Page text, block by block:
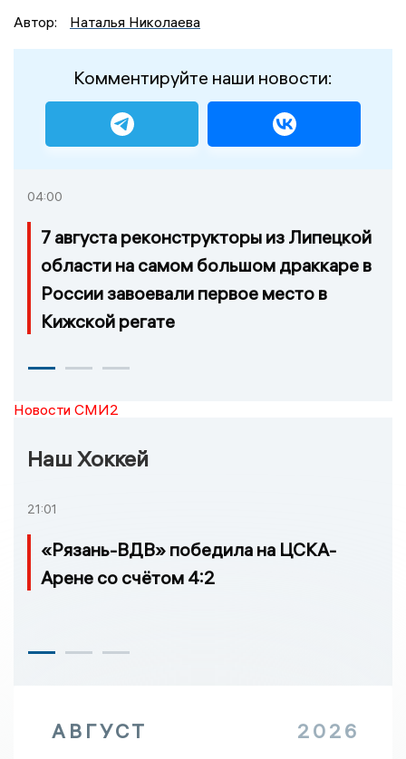
Автор:
Наталья Николаева
Комментируйте наши новости:
04:00
7 августа реконструкторы из Липецкой
области на самом большом драккаре в
России завоевали первое место в
Кижской регате
Новости СМИ2
Наш Хоккей
21:01
«Рязань-ВДВ» победила на ЦСКА-
Арене со счётом 4:2
АВГУСТ 2026